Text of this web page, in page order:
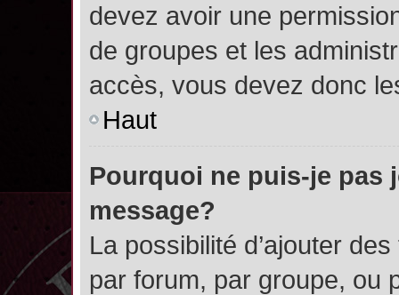
devez avoir une
de groupes et les
accès, vous devez donc
Haut
Pourquoi ne puis-je pas
message?
La possibilité d’ajouter
par forum, par groupe, ou